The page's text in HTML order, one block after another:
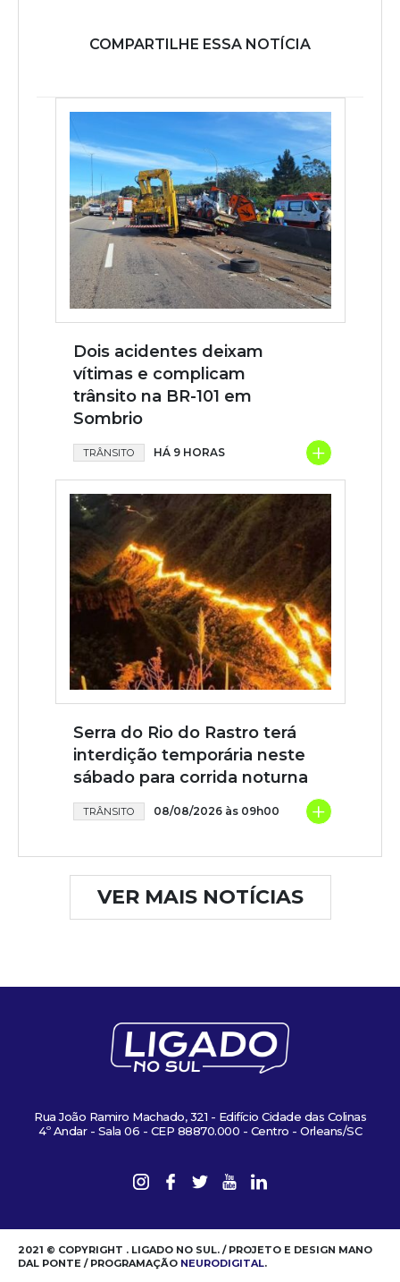
COMPARTILHE ESSA NOTÍCIA
Dois acidentes deixam
vítimas e complicam
trânsito na BR-101 em
Sombrio
TRÂNSITO HÁ 9 HORAS +
Serra do Rio do Rastro terá
interdição temporária neste
sábado para corrida noturna
TRÂNSITO 08/08/2026 às 09h00 +
VER MAIS NOTÍCIAS
Rua João Ramiro Machado, 321 - Edifício Cidade das Colinas
4º Andar - Sala 06 - CEP 88870.000 - Centro - Orleans/SC
2021 © COPYRIGHT . LIGADO NO SUL. / PROJETO E DESIGN MANO
DAL PONTE / PROGRAMAÇÃO NEURODIGITAL.